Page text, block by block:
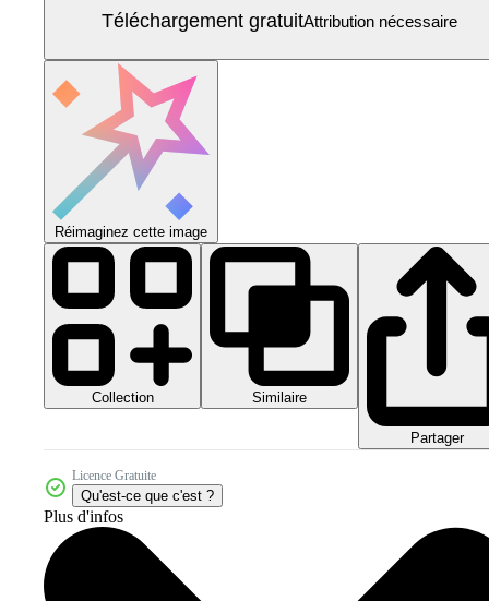
Téléchargement gratuitAttribution nécessaire
Réimaginez cette image
Collection Similaire
Partager
Licence Gratuite
Qu'est-ce que c'est ?
Plus d'infos